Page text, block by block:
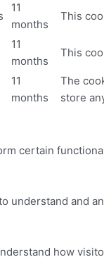
11
months
This
11
months
This
11
months
The
store
certain
understand and
how